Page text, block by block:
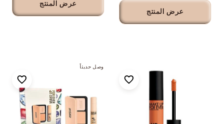
عرض المنتج
عرض المنتج
وصل حديثاً